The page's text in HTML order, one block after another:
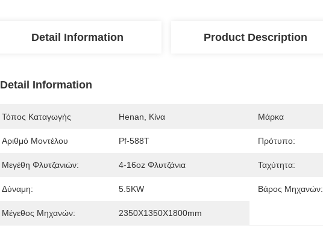
Detail Information Product Description
Detail Information
Τόπος Καταγωγής Henan, Κίνα Μάρκα
Αριθμό Μοντέλου Pf-588T Πρότυπο:
Μεγέθη Φλυτζανιών: 4-16oz Φλυτζάνια Ταχύτητα:
Δύναμη: 5.5KW Βάρος Μηχανών:
Μέγεθος Μηχανών: 2350X1350X1800mm